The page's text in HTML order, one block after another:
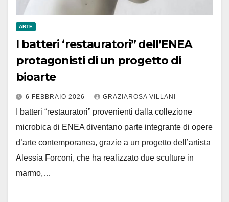
ARTE
I batteri ‘restauratori” dell’ENEA
protagonisti di un progetto di
bioarte
6 FEBBRAIO 2026 GRAZIAROSA VILLANI
I batteri “restauratori” provenienti dalla collezione
microbica di ENEA diventano parte integrante di opere
d’arte contemporanea, grazie a un progetto dell’artista
Alessia Forconi, che ha realizzato due sculture in
marmo,…